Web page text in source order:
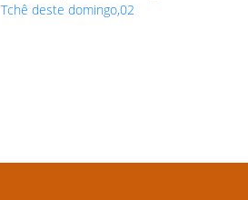
Tchê deste domingo,02